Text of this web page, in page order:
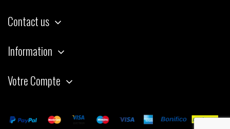
Contact us
Information
Votre Compte